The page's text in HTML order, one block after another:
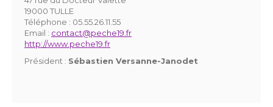
19000 TULLE
Téléphone : 05.55.26.11.55
Email : contact@peche19.fr
http://www.peche19.fr
Président : Sébastien Versanne-Janodet